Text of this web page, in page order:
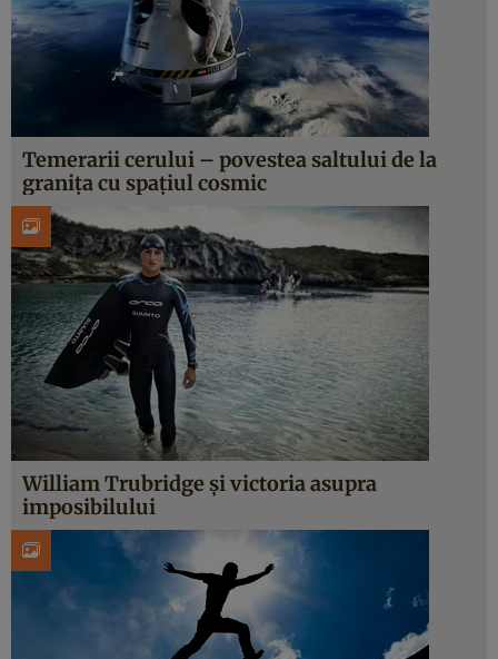
Temerarii cerului – povestea saltului de la
graniţa cu spaţiul cosmic
William Trubridge şi victoria asupra
imposibilului